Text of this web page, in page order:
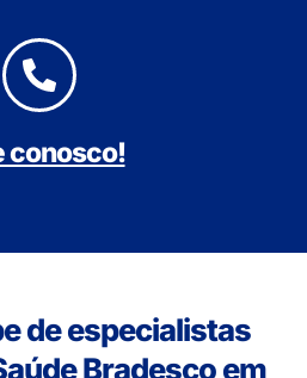
conosco!
de especialistas
Bradesco em